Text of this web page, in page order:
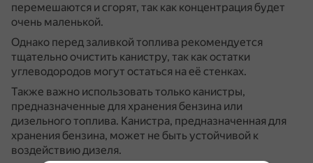
перемешаются и сгорят, так как концентрация будет
очень маленькой.
Однако перед заливкой топлива рекомендуется
тщательно очистить канистру, так как остатки
углеводородов могут остаться на её стенках.
Также важно использовать только канистры,
предназначенные для хранения бензина или
дизельного топлива. Канистра, предназначенная для
хранения бензина, может не быть устойчивой к
воздействию дизеля.